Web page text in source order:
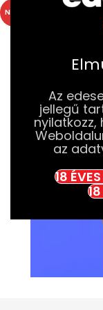
Az
jellegű
nyilatkozz,
az
18
NÉPSZERŰ